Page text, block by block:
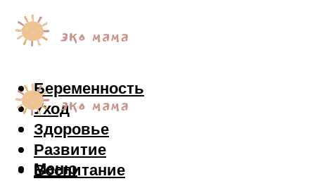
Беременность
Уход
Здоровье
Развитие
Воспитание
Меню